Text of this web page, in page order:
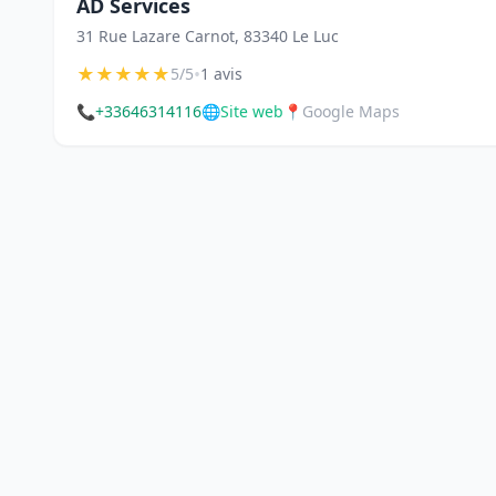
31 Rue Lazare Carnot, 83340 Le Luc
★★★★★5/5•1 avis
📞+33646314116🌐Site web 📍 Google Maps